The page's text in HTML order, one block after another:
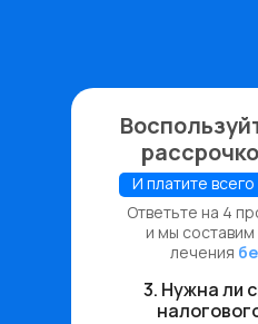
Ответьте на 4
и мы составим
лечения
И платите всего
3. Нужна ли